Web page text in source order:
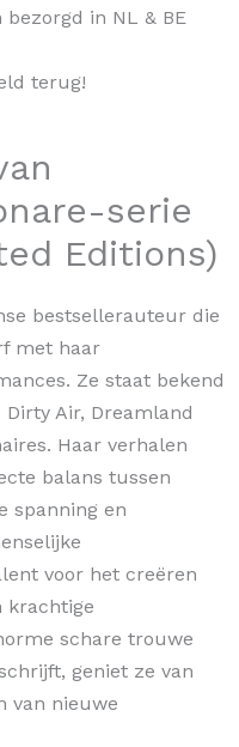
in NL & BE
terug!
serie
Editions)
bestsellerauteur die
met haar
Ze staat bekend
Air, Dreamland
Haar verhalen
balans tussen
spanning en
voor het creëren
krachtige
schare trouwe
geniet ze van
van nieuwe